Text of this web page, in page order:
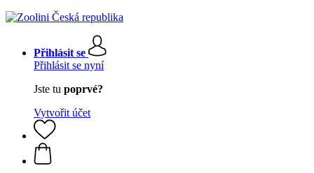
Přihlásit se
Přihlásit se nyní
Jste tu poprvé?
Vytvořit účet